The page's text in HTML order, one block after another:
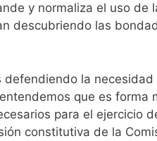
y normaliza el uso de
descubriendo las
defendiendo la
que es forma
para el ejercicio
constitutiva de la